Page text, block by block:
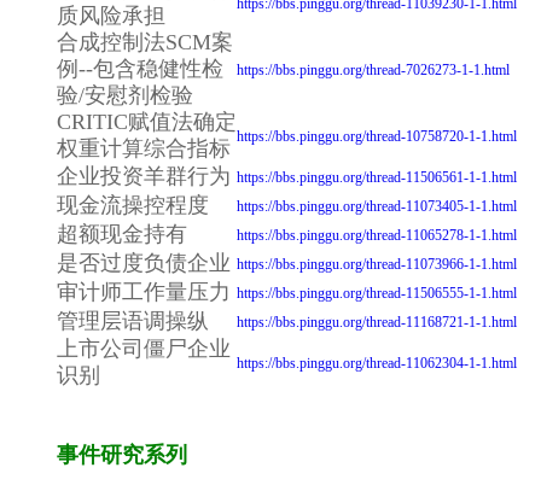
质风险承担
https://bbs.pinggu.org/thread-11039230-1-1.html
合成控制法SCM案
例--包含稳健性检
验/安慰剂检验
https://bbs.pinggu.org/thread-7026273-1-1.html
CRITIC赋值法确定
权重计算综合指标 https://bbs.pinggu.org/thread-10758720-1-1.html
企业投资羊群行为 https://bbs.pinggu.org/thread-11506561-1-1.html
现金流操控程度 https://bbs.pinggu.org/thread-11073405-1-1.html
超额现金持有 https://bbs.pinggu.org/thread-11065278-1-1.html
是否过度负债企业 https://bbs.pinggu.org/thread-11073966-1-1.html
审计师工作量压力 https://bbs.pinggu.org/thread-11506555-1-1.html
管理层语调操纵 https://bbs.pinggu.org/thread-11168721-1-1.html
上市公司僵尸企业
识别
https://bbs.pinggu.org/thread-11062304-1-1.html
事件研究系列